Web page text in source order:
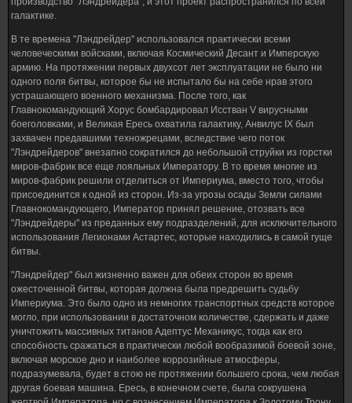
галактике.
В те времена "Лэндрейдер" использовался практически всеми
человеческими войсками, включая Космический Десант и Имперскую
армию. На протяжении первых двухсот лет эксплуатации не было ни
одного поля битвы, которое бы не испытало бы на себе нрав этого
устрашающего военного механизма. После того, как
Главнокомандующий Хорус бомбардировал Исстван V вирусными
боеголовками, и Великая Ересь охватила галактику, Анвилус IX был
захвачен предавшими техножрецами, вследствие чего поток
"Лэндрейдеров" внезапно сократился до небольшой струйки из горстки
миров-фабрик все еще лояльных Императору. В то время многие из
миров-фабрик решили отделиться от Империума, вместо того, чтобы
присоединится к одной из сторон. Из-за угрозы осады Земли силами
Главнокомандующего, Император принял решение, отозвать все
"Лэндрейдеры" из преданных ему подразделений, для исключительного
использования Легионами Астартес, которые находились в самой гуще
битвы.
"Лэндрейдер" был жизненно важен для обеих сторон во время
ожесточенной битвы, которая должна была предрешить судьбу
Империума. Это было одно из немногих транспортных средств которое
могло, при использовании в достаточном количестве, сдержать и даже
уничтожить массивных титанов Адептус Механикус, тогда как его
способность сражаться в практически любой вообразимой боевой зоне,
включая морское дно и наиболее коррозийные атмосферы,
подразумевала, будет в стою не протяжении большего срока, чем любая
другая боевая машина. Ересь, в конечном счете, была сокрушена